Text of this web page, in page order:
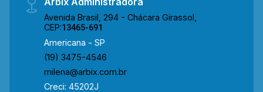
Avenida Brasil, 294 - Chácara Girassol,
CEP:13465-691
Americana - SP
(19) 3475-4546
milena@arbix.com.br
Creci: 45202J